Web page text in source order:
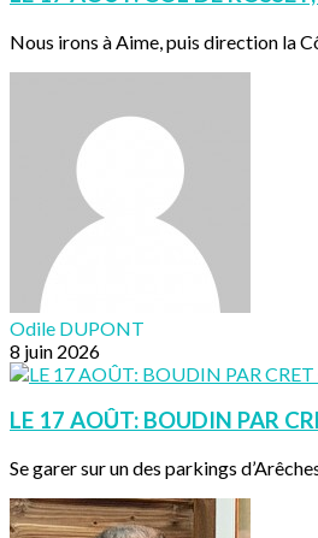
Nous irons à Aime, puis direction la
Odile DUPONT
8 juin 2026
LE 17 AOÛT: BOUDIN PAR
Se garer sur un des parkings